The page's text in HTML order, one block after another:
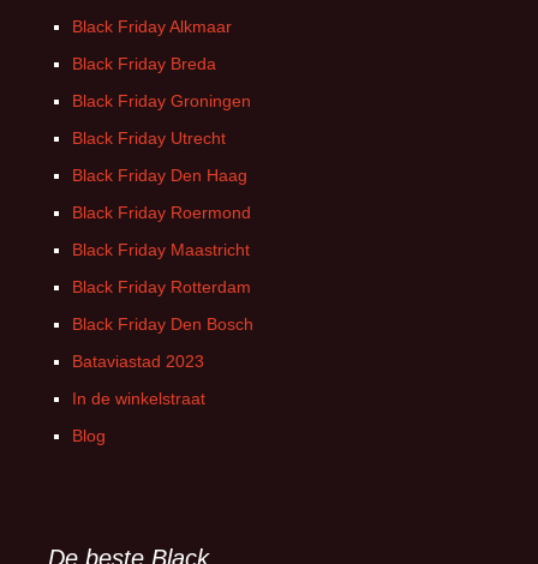
Black Friday Alkmaar
Black Friday Breda
Black Friday Groningen
Black Friday Utrecht
Black Friday Den Haag
Black Friday Roermond
Black Friday Maastricht
Black Friday Rotterdam
Black Friday Den Bosch
Bataviastad 2023
In de winkelstraat
Blog
De beste Black